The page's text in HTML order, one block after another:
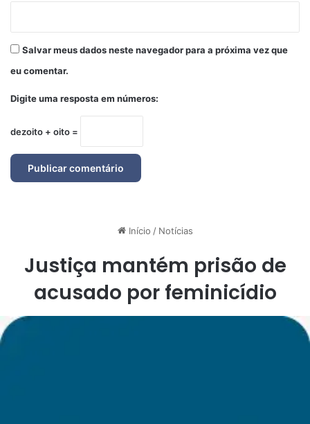
Salvar meus dados neste navegador para a próxima vez que
eu comentar.
Digite uma resposta em números:
dezoito + oito =